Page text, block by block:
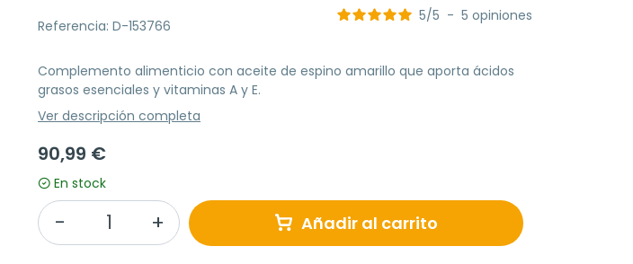
Referencia: D-153766
5/5 - 5 opiniones
Complemento alimenticio con aceite de espino amarillo que aporta ácidos
grasos esenciales y vitaminas A y E.
Ver descripción completa
90,99 €
En stock
Añadir al carrito